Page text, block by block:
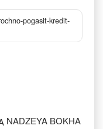
pogasit-kredit-
NADZEYA BOKHA